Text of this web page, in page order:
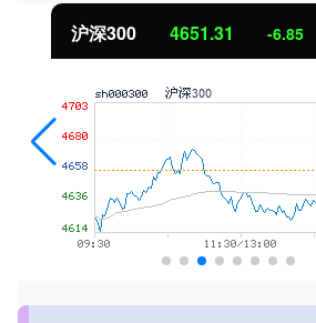
沪深300 4651.31 -6.85